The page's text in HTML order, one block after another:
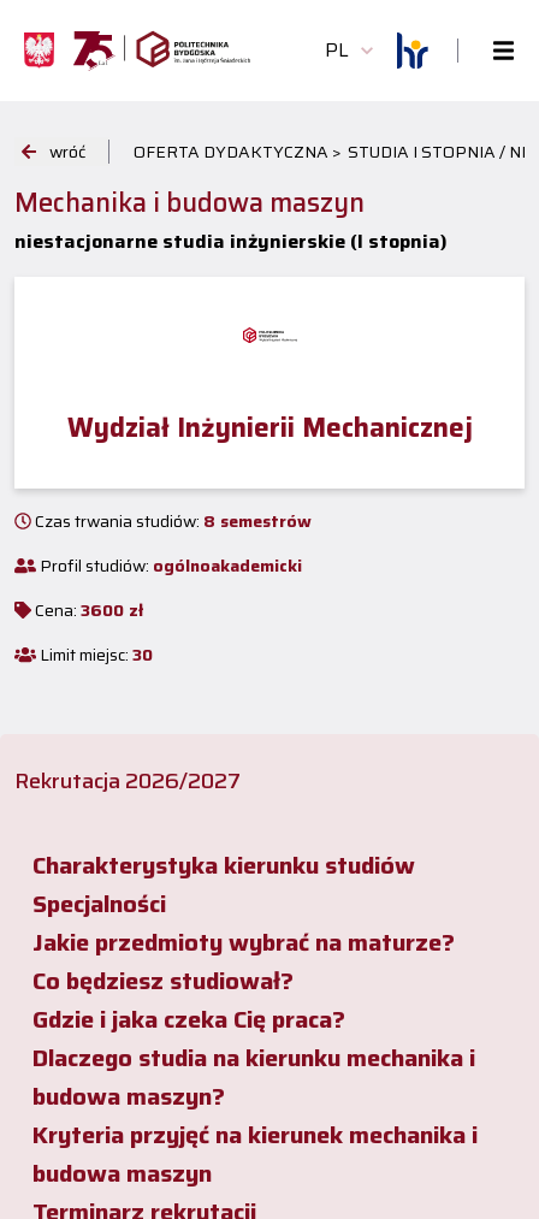
PL
wróć OFERTA DYDAKTYCZNA > STUDIA I STOPNIA /
Mechanika i budowa maszyn
niestacjonarne studia inżynierskie (I stopnia)
Wydział Inżynierii Mechanicznej
Czas trwania studiów: 8 semestrów
Profil studiów: ogólnoakademicki
Cena:3600 zł
Limit miejsc:30
Rekrutacja 2026/2027
Charakterystyka kierunku studiów
Specjalności
Jakie przedmioty wybrać na maturze?
Co będziesz studiował?
Gdzie i jaka czeka Cię praca?
Dlaczego studia na kierunku mechanika i
budowa maszyn?
Kryteria przyjęć na kierunek mechanika i
budowa maszyn